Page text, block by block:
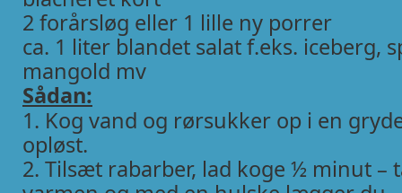
2 forårsløg eller 1 lille ny porrer
ca. 1 liter blandet salat f.eks. iceberg,
mangold mv
Sådan:
1. Kog vand og rørsukker op i en
opløst.
2. Tilsæt rabarber, lad koge ½ minut –